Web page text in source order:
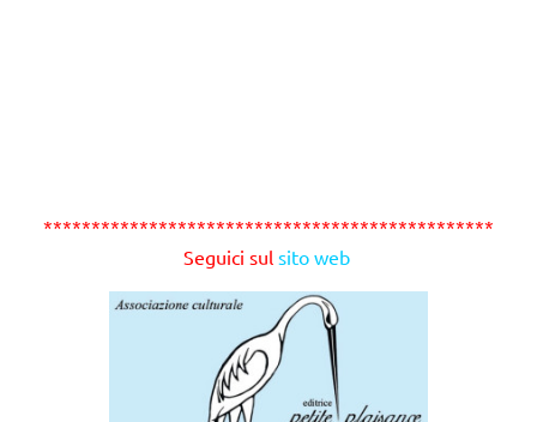
***********************************************
Seguici sul sito web